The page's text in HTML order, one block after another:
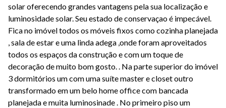
solar oferecendo grandes vantagens pela sua localização e
luminosidade solar. Seu estado de conservaçao é impecável.
Fica no imóvel todos os móveis fixos como cozinha planejada
, sala de estar e uma linda adega ,onde foram aproveitados
todos os espaços da construção e com um toque de
decoração de muito bom gosto. . Na parte superior do imóvel
3 dormitórios um com uma suíte master e closet outro
transformado em um belo home office com bancada
planejada e muita luminosinade . No primeiro piso um